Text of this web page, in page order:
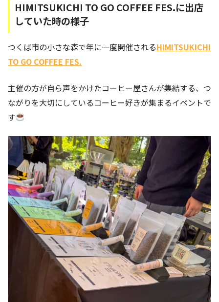
HIMITSUKICHI TO GO COFFEE FES.に出店
していた時の様子
つくば市の小さな森で年に一度開催されるHIMITSUKICHI
TO GO COFFEE FES.
主催の方が自ら声をかけたコーヒー屋さんが集結する、つ
ながりを大切にしているコーヒー好きが集まるイベントで
す